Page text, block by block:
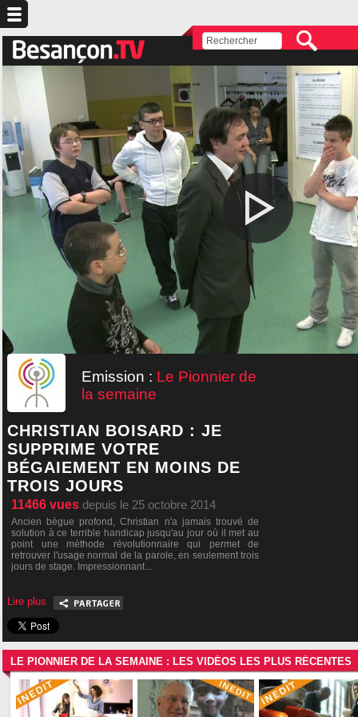
Emission : Le Pionnier de
la semaine
CHRISTIAN BOISARD : JE
SUPPRIME VOTRE
BÉGAIEMENT EN MOINS DE
TROIS JOURS
11466 vues depuis le 25 octobre 2014
Ancien bègue profond, Christian n'a jamais trouvé de
solution à ce terrible handicap jusqu'au jour où il met au
point une méthode révolutionnaire qui permet de
retrouver l'usage normal de la parole, en seulement trois
jours de stage. Impressionnant...
Lire plus
LE PIONNIER DE LA SEMAINE : LES VIDÉOS LES PLUS RÉCENTES